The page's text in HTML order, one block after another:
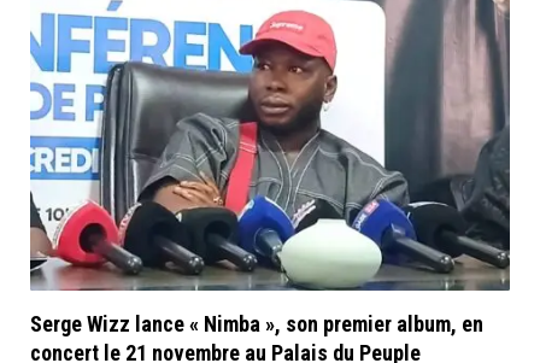
Serge Wizz lance « Nimba », son premier album, en
concert le 21 novembre au Palais du Peuple